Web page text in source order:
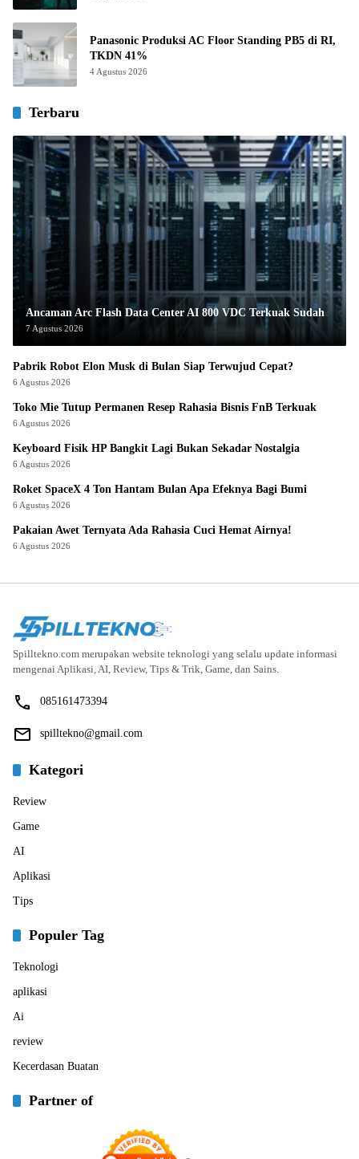
Panasonic Produksi AC Floor Standing PB5 di RI,
TKDN 41%
4 Agustus 2026
Terbaru
Ancaman Arc Flash Data Center AI 800 VDC Terkuak Sudah
7 Agustus 2026
Pabrik Robot Elon Musk di Bulan Siap Terwujud Cepat?
6 Agustus 2026
Toko Mie Tutup Permanen Resep Rahasia Bisnis FnB Terkuak
6 Agustus 2026
Keyboard Fisik HP Bangkit Lagi Bukan Sekadar Nostalgia
6 Agustus 2026
Roket SpaceX 4 Ton Hantam Bulan Apa Efeknya Bagi Bumi
6 Agustus 2026
Pakaian Awet Ternyata Ada Rahasia Cuci Hemat Airnya!
6 Agustus 2026
Spilltekno.com merupakan website teknologi yang selalu update informasi
mengenai Aplikasi, AI, Review, Tips & Trik, Game, dan Sains.
085161473394
spilltekno@gmail.com
Kategori
Review
Game
AI
Aplikasi
Tips
Populer Tag
Teknologi
aplikasi
Ai
review
Kecerdasan Buatan
Partner of